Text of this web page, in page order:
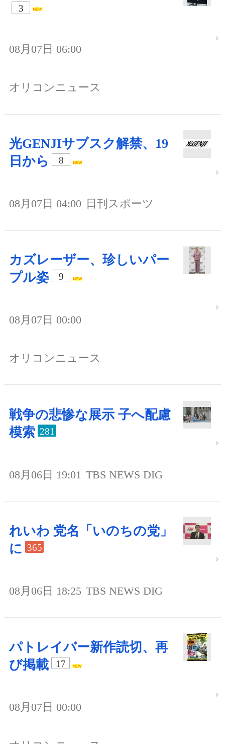
3
08月07日 06:00
オリコンニュース
光GENJIサブスク解禁、19
日から
8
08月07日 04:00 日刊スポーツ
カズレーザー、珍しいパー
プル姿
9
08月07日 00:00
オリコンニュース
戦争の悲惨な展示 子へ配慮
模索 281
08月06日 19:01 TBS NEWS DIG
れいわ 党名「いのちの党」
に 365
08月06日 18:25 TBS NEWS DIG
パトレイバー新作読切、再
び掲載
17
08月07日 00:00